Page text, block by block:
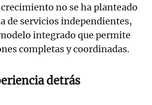
no se ha planteado
de servicios independientes,
integrado que permite
completas y coordinadas.
detrás